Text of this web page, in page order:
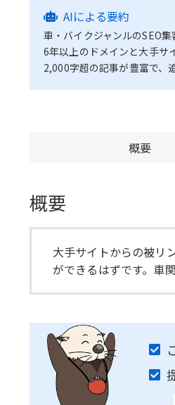
AIによる要約
車・バイクジャンルのSEO集
6年以上のドメインと大手サ
2,000字超の記事が豊富で、
概要
概要
大手サイトからの被リ
ができるはずです。車